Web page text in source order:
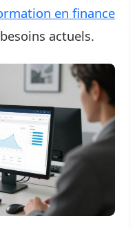
en finance
actuels.